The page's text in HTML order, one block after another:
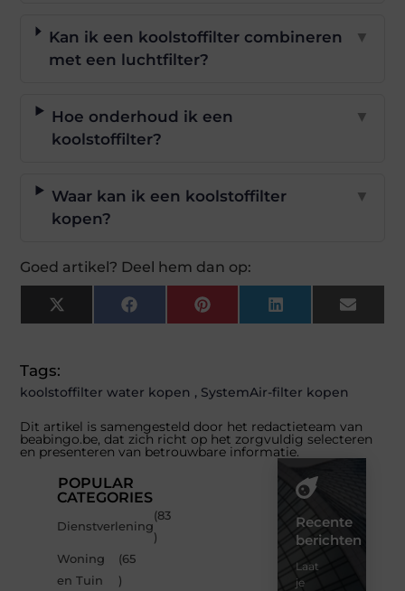
Kan ik een koolstoffilter combineren
met een luchtfilter?
▼
Hoe onderhoud ik een
koolstoffilter?
▼
Waar kan ik een koolstoffilter
kopen?
▼
Goed artikel? Deel hem dan op:
X
(Twitter)
FacebookPinterestLinkedInEmail
Tags:
koolstoffilter water kopen , SystemAir-filter kopen
Dit artikel is samengesteld door het redactieteam van
beabingo.be, dat zich richt op het zorgvuldig selecteren
en presenteren van betrouwbare informatie.
POPULAR
CATEGORIES
Dienstverlening
(83
)
Woning
en Tuin
(65
)
Recente
berichten
Laat
je